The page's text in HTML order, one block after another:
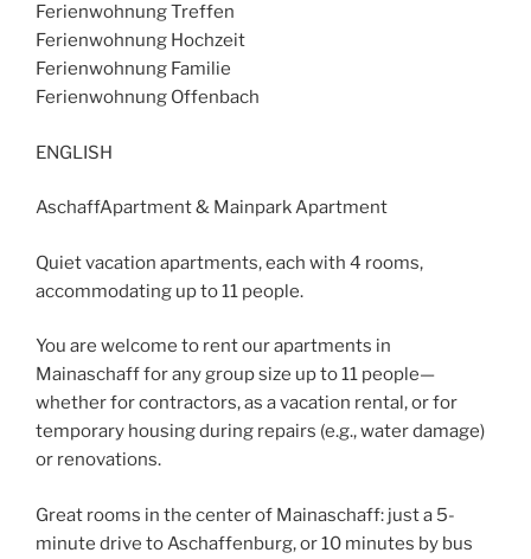
Ferienwohnung Treffen
Ferienwohnung Hochzeit
Ferienwohnung Familie
Ferienwohnung Offenbach
ENGLISH
AschaffApartment & Mainpark Apartment
Quiet vacation apartments, each with 4 rooms,
accommodating up to 11 people.
You are welcome to rent our apartments in
Mainaschaff for any group size up to 11 people—
whether for contractors, as a vacation rental, or for
temporary housing during repairs (e.g., water damage)
or renovations.
Great rooms in the center of Mainaschaff: just a 5-
minute drive to Aschaffenburg, or 10 minutes by bus